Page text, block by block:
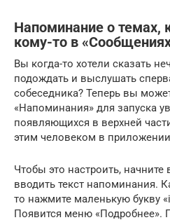
Напоминание о темах,
кому-то в
Вы когда-то хотели сказать
подождать и выслушать
собеседника? Теперь вы
«Напоминания» для запуска
появляющихся в верхней
этим человеком в
Чтобы это настроить,
вводить текст напоминания.
то нажмите маленькую букву
Появится меню «Подробнее».